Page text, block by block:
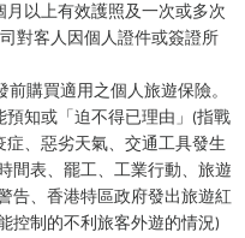
以上有效護照及一次或多次
對客人因個人證件或簽證所
前購買適用之個人旅遊保險。
知或「迫不得已理由」(指戰
、惡劣天氣、交通工具發生
間表、罷工、工業行動、旅遊
告、香港特區政府發出旅遊紅
控制的不利旅客外遊的情況)